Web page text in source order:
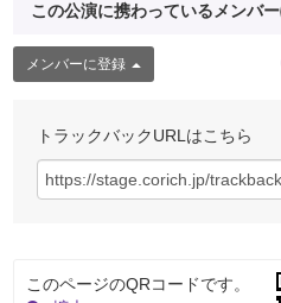
この公演に携わっているメンバー
メンバーに登録
トラックバックURLはこちら
このページのQRコードです。